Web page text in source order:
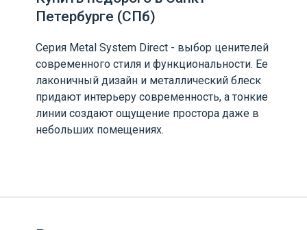
Петербурге (СПб)
Серия Metal System Direct - выбор ценителей
современного стиля и функциональности. Ее
лаконичный дизайн и металлический блеск
придают интерьеру современность, а тонкие
линии создают ощущение простора даже в
небольших помещениях.